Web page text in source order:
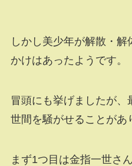
しかし美少年が解散・
かけはあったようです。
冒頭にも挙げましたが
世間を騒がせることがあ
まず1つ目は金指一世さ